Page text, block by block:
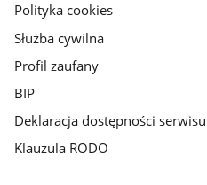
Polityka cookies
Służba cywilna
Profil zaufany
BIP
Deklaracja dostępności
Klauzula RODO